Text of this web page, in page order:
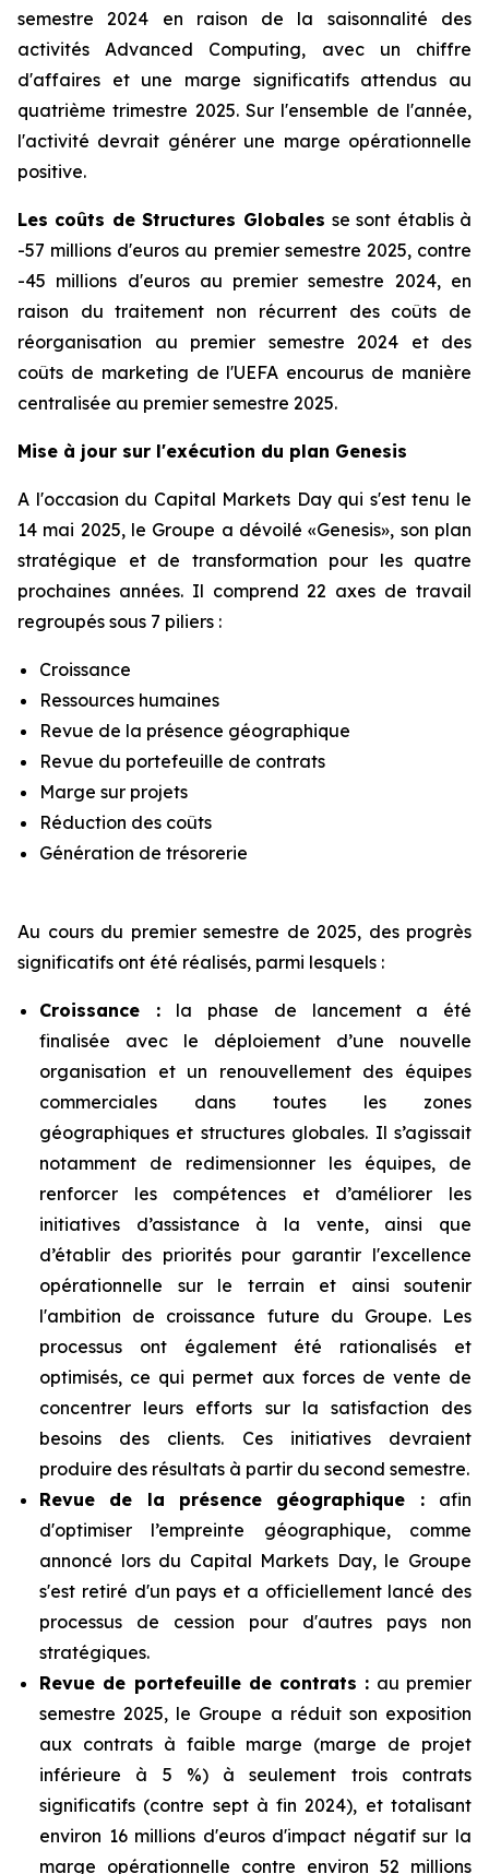
semestre 2024 en raison de la saisonnalité des
activitésAdvanced Computing, avec un chiffre
d'affaires et une marge significatifs attendus au
quatrième trimestre 2025. Sur l'ensemble de l'année,
l'activité devrait générer une marge opérationnelle
positive.
Les coûts de Structures Globales se sont établis à
-57 millions d'euros au premier semestre 2025, contre
-45 millions d'euros au premier semestre 2024, en
raison du traitement non récurrent des coûts de
réorganisation au premier semestre 2024 et des
coûts de marketing de l'UEFA encourus de manière
centralisée au premier semestre 2025.
Mise à jour sur l'exécution du plan Genesis
A l'occasion du Capital Markets Day qui s'est tenu le
14 mai 2025, le Groupe a dévoilé «Genesis», son plan
stratégique et de transformation pour les quatre
prochaines années. Il comprend 22 axes de travail
regroupés sous 7 piliers :
Croissance
Ressources humaines
Revue de la présence géographique
Revue du portefeuille de contrats
Marge sur projets
Réduction des coûts
Génération de trésorerie
Au cours du premier semestre de 2025, des progrès
significatifs ont été réalisés, parmi lesquels :
Croissance : la phase de lancement a été
finalisée avec le déploiement d’une nouvelle
organisation et un renouvellement des équipes
commerciales dans toutes les zones
géographiques et structures globales. Il s’agissait
notamment de redimensionner les équipes, de
renforcer les compétences et d’améliorer les
initiatives d’assistance à la vente, ainsi que
d’établir des priorités pour garantir l'excellence
opérationnelle sur le terrain et ainsi soutenir
l'ambition de croissance future du Groupe. Les
processus ont également été rationalisés et
optimisés, ce qui permet aux forces de vente de
concentrer leurs efforts sur la satisfaction des
besoins des clients. Ces initiatives devraient
produire des résultats à partir du second semestre.
Revue de la présence géographique : afin
d'optimiser l’empreinte géographique, comme
annoncé lors du Capital Markets Day, le Groupe
s'est retiré d'un pays et a officiellement lancé des
processus de cession pour d'autres pays non
stratégiques.
Revue de portefeuille de contrats : au premier
semestre 2025, le Groupe a réduit son exposition
aux contrats à faible marge (marge de projet
inférieure à 5 %) à seulement trois contrats
significatifs (contre sept à fin 2024), et totalisant
environ 16 millions d'euros d'impact négatif sur la
marge opérationnelle contre environ 52 millions